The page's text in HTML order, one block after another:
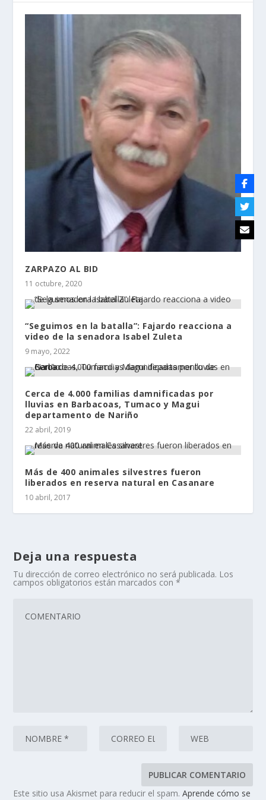
ZARPAZO AL BID
11 octubre, 2020
“Seguimos en la batalla”: Fajardo reacciona a
video de la senadora Isabel Zuleta
9 mayo, 2022
Cerca de 4.000 familias damnificadas por
lluvias en Barbacoas, Tumaco y Magui
departamento de Nariño
22 abril, 2019
Más de 400 animales silvestres fueron
liberados en reserva natural en Casanare
10 abril, 2017
Deja una respuesta
Tu dirección de correo electrónico no será publicada. Los
campos obligatorios están marcados con*
Este sitio usa Akismet para reducir el spam.Aprende cómo se